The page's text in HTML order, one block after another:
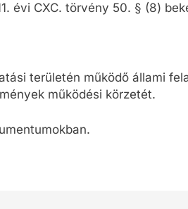
évi CXC. törvény 50. § (8)
területén működő állami
működési körzetét.